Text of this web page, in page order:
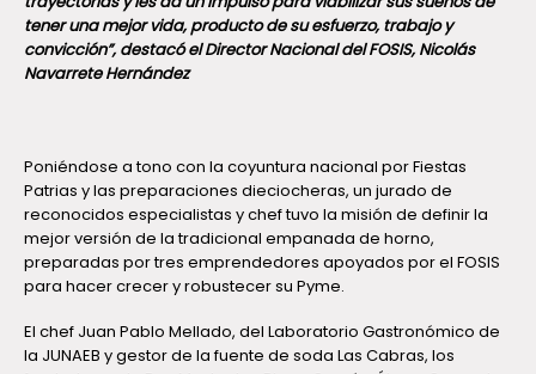
tener una mejor vida, producto de su esfuerzo, trabajo y
convicción”, destacó el Director Nacional del FOSIS, Nicolás
Navarrete Hernández
Poniéndose a tono con la coyuntura nacional por Fiestas
Patrias y las preparaciones dieciocheras, un jurado de
reconocidos especialistas y chef tuvo la misión de definir la
mejor versión de la tradicional empanada de horno,
preparadas por tres emprendedores apoyados por el FOSIS
para hacer crecer y robustecer su Pyme.
El chef Juan Pablo Mellado, del Laboratorio Gastronómico de
la JUNAEB y gestor de la fuente de soda Las Cabras, los